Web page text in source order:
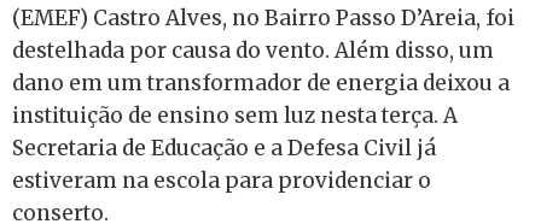
(EMEF) Castro Alves, no Bairro Passo D’Areia, foi
destelhada por causa do vento. Além disso, um
dano em um transformador de energia deixou a
instituição de ensino sem luz nesta terça. A
Secretaria de Educação e a Defesa Civil já
estiveram na escola para providenciar o
conserto.